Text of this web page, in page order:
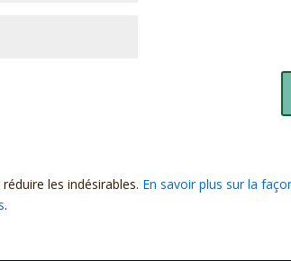
les indésirables. En savoir plus sur la
.